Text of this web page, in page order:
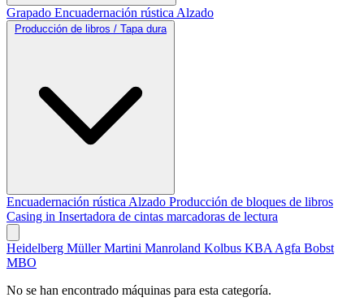
Grapado Encuadernación rústica Alzado
Producción de libros / Tapa dura
Encuadernación rústica Alzado Producción de bloques de libros
Casing in Insertadora de cintas marcadoras de lectura
Heidelberg Müller Martini Manroland Kolbus KBA Agfa Bobst
MBO
No se han encontrado máquinas para esta categoría.